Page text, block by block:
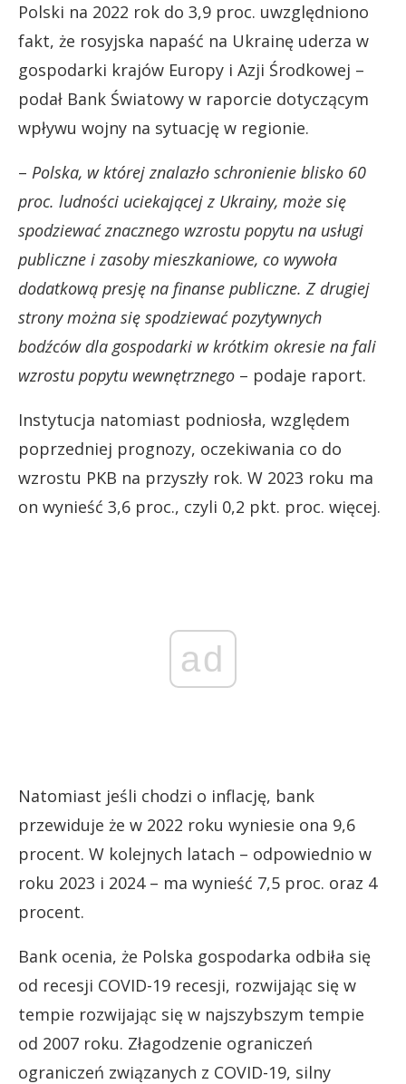
Polski na 2022 rok do 3,9 proc. uwzględniono
fakt, że rosyjska napaść na Ukrainę uderza w
gospodarki krajów Europy i Azji Środkowej –
podał Bank Światowy w raporcie dotyczącym
wpływu wojny na sytuację w regionie.
– Polska, w której znalazło schronienie blisko 60
proc. ludności uciekającej z Ukrainy, może się
spodziewać znacznego wzrostu popytu na usługi
publiczne i zasoby mieszkaniowe, co wywoła
dodatkową presję na finanse publiczne. Z drugiej
strony można się spodziewać pozytywnych
bodźców dla gospodarki w krótkim okresie na fali
wzrostu popytu wewnętrznego – podaje raport.
Instytucja natomiast podniosła, względem
poprzedniej prognozy, oczekiwania co do
wzrostu PKB na przyszły rok. W 2023 roku ma
on wynieść 3,6 proc., czyli 0,2 pkt. proc. więcej.
ad
Natomiast jeśli chodzi o inflację, bank
przewiduje że w 2022 roku wyniesie ona 9,6
procent. W kolejnych latach – odpowiednio w
roku 2023 i 2024 – ma wynieść 7,5 proc. oraz 4
procent.
Bank ocenia, że Polska gospodarka odbiła się
od recesji COVID-19 recesji, rozwijając się w
tempie rozwijając się w najszybszym tempie
od 2007 roku. Złagodzenie ograniczeń
ograniczeń związanych z COVID-19, silny